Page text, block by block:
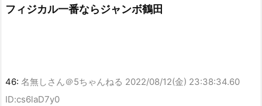
フィジカル一番ならジャンボ鶴田
46: 名無しさん＠5ちゃんねる 2022/08/12(金) 23:38:34.60
ID:cs6laD7y0